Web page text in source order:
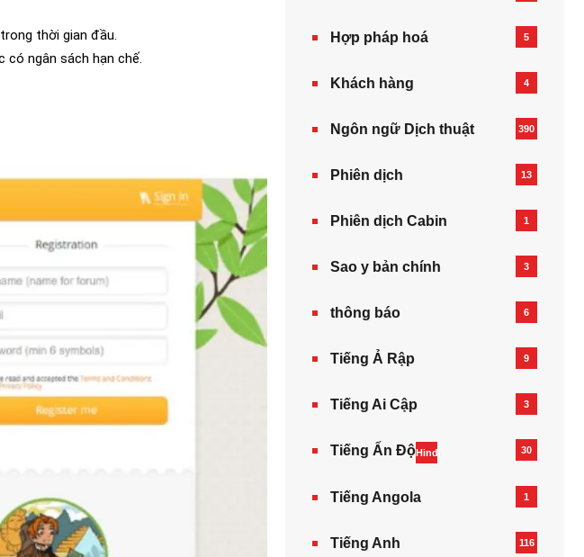
thời gian đầu.
có ngân sách hạn chế.
Hợp pháp hoá 5
Khách hàng 4
Ngôn ngữ Dịch thuật 390
Phiên dịch 13
Phiên dịch Cabin 1
Sao y bản chính 3
thông báo 6
Tiếng Ả Rập 9
Tiếng Ai Cập 3
Tiếng Ấn ĐộHindi 30
Tiếng Angola 1
Tiếng Anh 116